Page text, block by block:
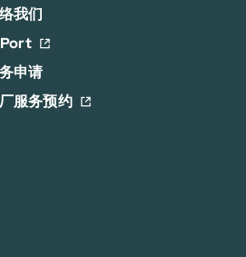
我们
申请
服务预约